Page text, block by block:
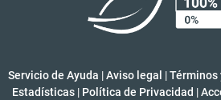
Servicio de Ayuda |Aviso legal |Términos
Estadísticas | Política de Privacidad |